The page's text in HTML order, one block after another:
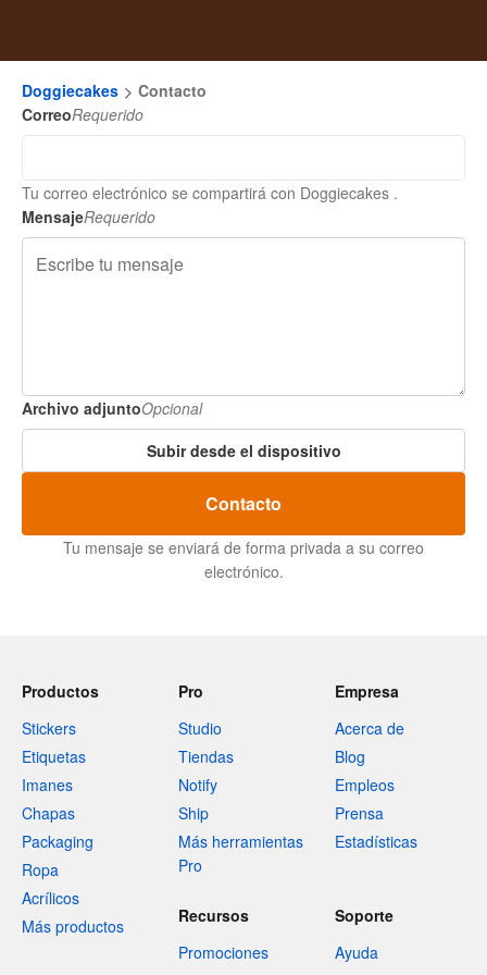
Doggiecakes
Contacto
CorreoRequerido
Tu correo electrónico se compartirá con Doggiecakes .
MensajeRequerido
Archivo adjuntoOpcional
Subir desde el dispositivo
Contacto
Tu mensaje se enviará de forma privada a su correo
electrónico.
Productos
Stickers
Etiquetas
Imanes
Chapas
Packaging
Ropa
Acrílicos
Más productos
Pro
Studio
Tiendas
Notify
Ship
Más herramientas
Pro
Empresa
Acerca de
Blog
Empleos
Prensa
Estadísticas
Recursos
Promociones
Soporte
Ayuda